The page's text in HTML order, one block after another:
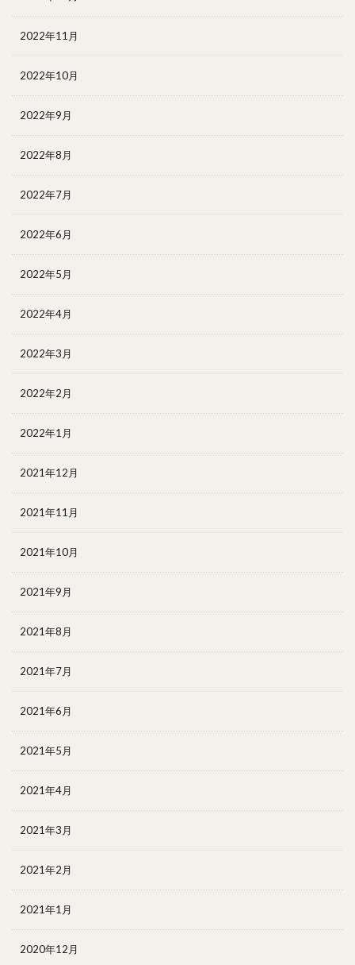
2022年11月
2022年10月
2022年9月
2022年8月
2022年7月
2022年6月
2022年5月
2022年4月
2022年3月
2022年2月
2022年1月
2021年12月
2021年11月
2021年10月
2021年9月
2021年8月
2021年7月
2021年6月
2021年5月
2021年4月
2021年3月
2021年2月
2021年1月
2020年12月